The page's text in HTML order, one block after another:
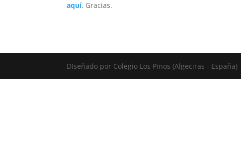
aquí. Gracias.
DIseñado por Colegio Los Pinos (Algeciras -